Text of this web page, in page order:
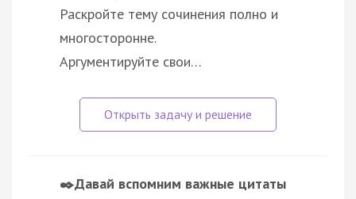
Раскройте тему сочинения полно и
многосторонне.
Аргументируйте свои…
✒️Давай вспомним важные цитаты